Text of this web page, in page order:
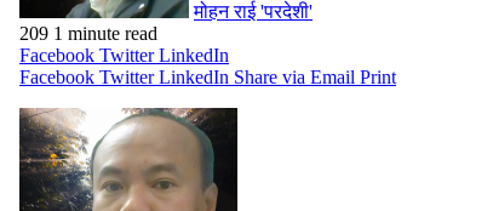
मोहन राई 'परदेशी'
209 1 minute read
Facebook Twitter LinkedIn
Facebook Twitter LinkedIn Share via Email Print